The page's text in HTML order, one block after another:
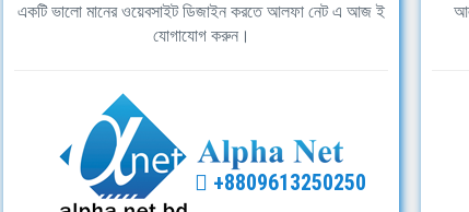
একটি ভালো মানের ওয়েবসাইট ডিজাইন করতে আলফা নেট এ আজ ই
যোগাযোগ করুন।
+8809613250250